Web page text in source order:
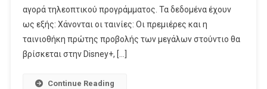
Στην
Τηλεόραση!
αγορά τηλεοπτικού προγράμματος. Τα δεδομένα έχουν
ως εξής: Χάνονται οι ταινίες: Οι πρεμιέρες και η
ταινιοθήκη πρώτης προβολής των μεγάλων στούντιο θα
βρίσκεται στην Disney+, […]
Continue Reading